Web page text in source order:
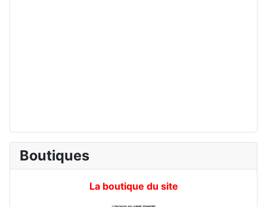
Boutiques
La boutique du site